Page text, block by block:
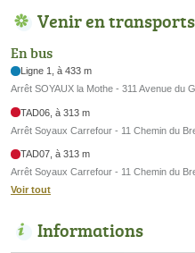
Venir en
En bus
Ligne 1, à 433 m
Arrêt SOYAUX la Mothe - 311 Avenue du
TAD06, à 313 m
Arrêt Soyaux Carrefour - 11 Chemin du
TAD07, à 313 m
Arrêt Soyaux Carrefour - 11 Chemin du
Voir tout
Informations